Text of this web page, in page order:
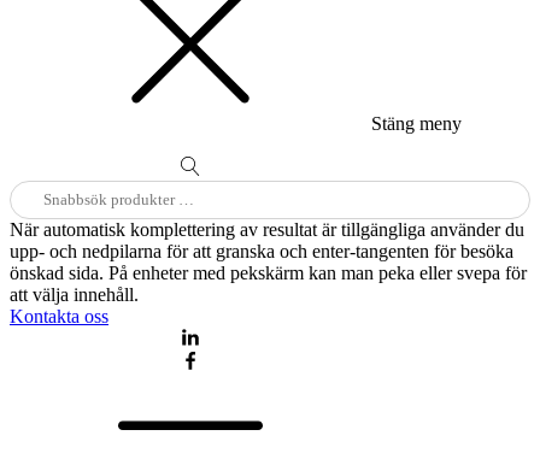
Stäng meny
Sök
efter:
När automatisk komplettering av resultat är tillgängliga använder du
upp- och nedpilarna för att granska och enter-tangenten för besöka
önskad sida. På enheter med pekskärm kan man peka eller svepa för
att välja innehåll.
Kontakta oss